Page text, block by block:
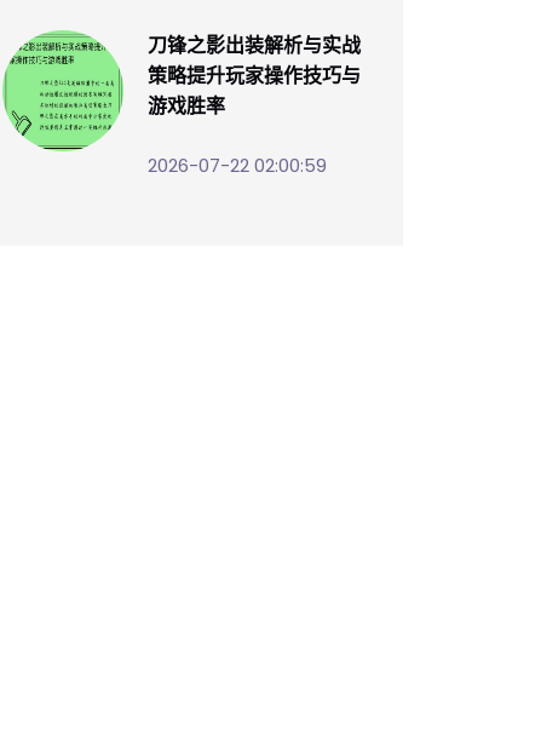
刀锋之影出装解析与实战
策略提升玩家操作技巧与
游戏胜率
2026-07-22 02:00:59